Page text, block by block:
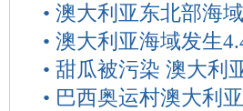
• 澳大利亚东北部海
• 澳大利亚海域发生
• 甜瓜被污染 澳大利
• 巴西奥运村澳大利